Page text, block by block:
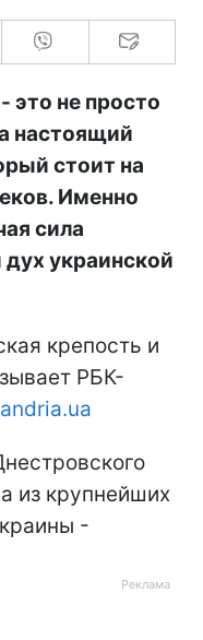
это не просто
настоящий
стоит на
Именно
сила
украинской
крепость и
РБК-
из крупнейших
-